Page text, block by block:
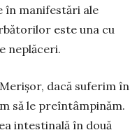
în manifestări ale
este una cu
neplăceri.
dacă suferim în
să le preîntâmpinăm.
intestinală în două